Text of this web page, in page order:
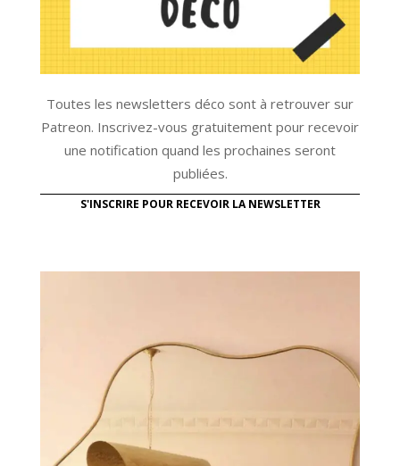
Toutes les newsletters déco sont à retrouver sur
Patreon. Inscrivez-vous gratuitement pour recevoir
une notification quand les prochaines seront
publiées.
S'INSCRIRE POUR RECEVOIR LA NEWSLETTER